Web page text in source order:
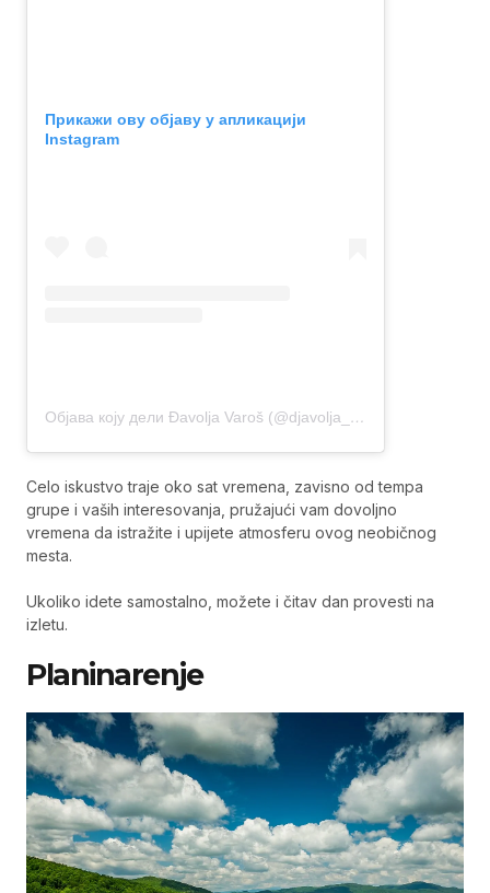
Прикажи ову објаву у апликацији
Instagram
Објава коју дели Đavolja Varoš (@djavolja_varos_cudo_prirode)
Celo iskustvo traje oko sat vremena, zavisno od tempa
grupe i vaših interesovanja, pružajući vam dovoljno
vremena da istražite i upijete atmosferu ovog neobičnog
mesta.
Ukoliko idete samostalno, možete i čitav dan provesti na
izletu.
Planinarenje